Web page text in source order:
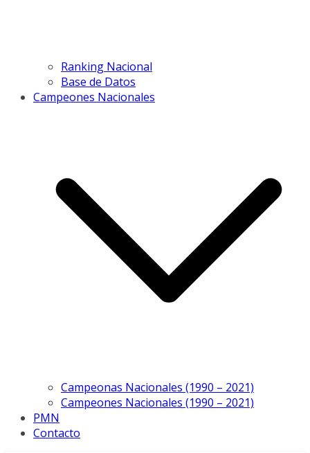
Ranking Nacional
Base de Datos
Campeones Nacionales
Campeonas Nacionales (1990 – 2021)
Campeones Nacionales (1990 – 2021)
PMN
Contacto